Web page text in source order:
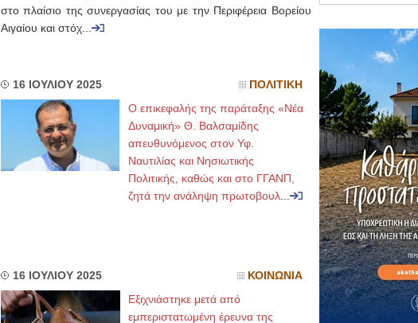
στο πλαίσιο της συνεργασίας του με την Περιφέρεια Βορείου
Αιγαίου και στόχ...
16 ΙΟΥΛΙΟΥ 2025 ΠΟΛΙΤΙΚΗ
O επικεφαλής της παράταξης «Νέα
Δυναμική» Θ. Βαλσαμίδης
απευθυνόμενος στον Υφ.
Ναυτιλίας και Νησιωτικής
Πολιτικής, καθώς και στο ΓΓΑΝΠ,
ζητά την ανάληψη πρωτοβουλ...
16 ΙΟΥΛΙΟΥ 2025 ΚΟΙΝΩΝΙΑ
Εξιχνιάστηκε μετά από
εμπεριστατωμένη έρευνα της